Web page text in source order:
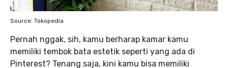
Source: Tokopedia
Pernah nggak, sih, kamu berharap kamar kamu
memiliki tembok bata estetik seperti yang ada di
Pinterest? Tenang saja, kini kamu bisa memiliki